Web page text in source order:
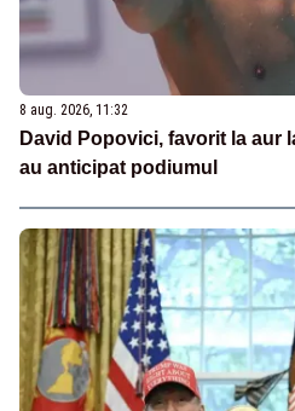
8 aug. 2026, 11:32
David Popovici, favorit la aur
au anticipat podiumul